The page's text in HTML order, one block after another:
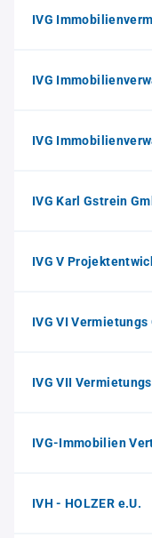
IVG
IVG
IVG
IVG Karl Gstrein
IVG V
IVG VI Vermietungs
IVG VII
IVG-Immobilien
IVH - HOLZER e.U.